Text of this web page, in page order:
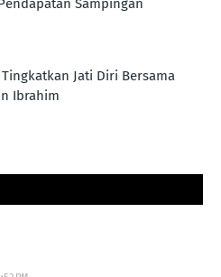
Sampingan
Jati Diri Bersama
Ibrahim